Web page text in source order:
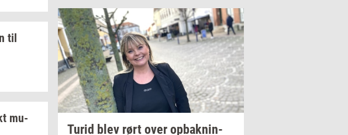
til
mu­
Turid blev rørt over op­bak­nin­